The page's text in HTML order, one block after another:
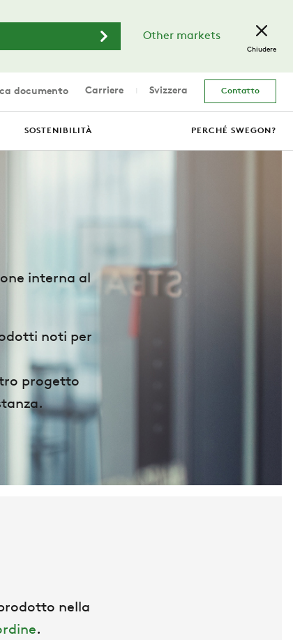
Other markets
Chiudere
documento Carriere Svizzera Contatto
SOSTENIBILITÀ PERCHÉ SWEGON?
interna al
noti per
progetto
nella
.